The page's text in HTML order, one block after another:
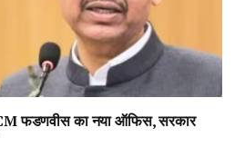
CM फडणवीस का नया ऑफिस, सरकार